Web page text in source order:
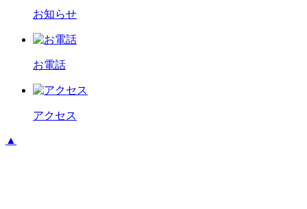
お知らせ
お電話
アクセス
▲